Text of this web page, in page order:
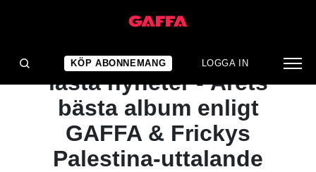
KÖP ABONNEMANG LOGGA IN
NYHET
GUIDE: Veckans mest
lästa nyheter - Årets
bästa album enligt
GAFFA & Frickys
Palestina-uttalande